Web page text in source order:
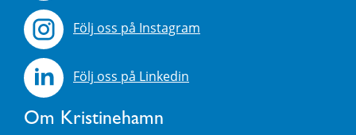
Följ oss på Instagram
Följ oss på Linkedin
Om Kristinehamn